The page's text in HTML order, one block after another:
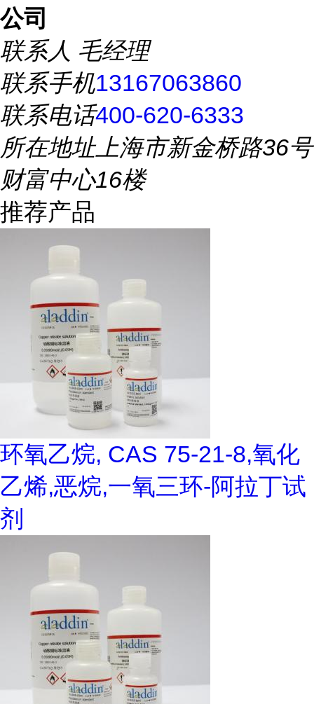
公司
联系人 毛经理
联系手机13167063860
联系电话400-620-6333
所在地址上海市新金桥路36号
财富中心16楼
推荐产品
环氧乙烷, CAS 75-21-8,氧化
乙烯,恶烷,一氧三环-阿拉丁试
剂